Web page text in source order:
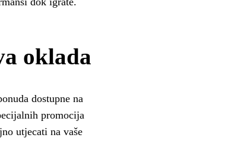
oklada
dostupne na
promocija
utjecati na vaše